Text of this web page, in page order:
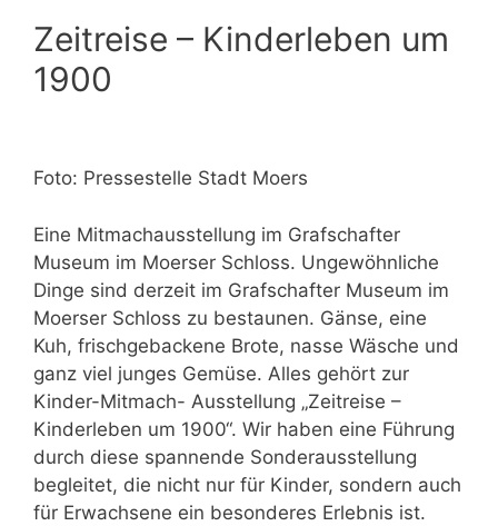
Zeitreise – Kinderleben um
1900
Foto: Pressestelle Stadt Moers
Eine Mitmachausstellung im Grafschafter
Museum im Moerser Schloss. Ungewöhnliche
Dinge sind derzeit im Grafschafter Museum im
Moerser Schloss zu bestaunen. Gänse, eine
Kuh, frischgebackene Brote, nasse Wäsche und
ganz viel junges Gemüse. Alles gehört zur
Kinder-Mitmach- Ausstellung „Zeitreise –
Kinderleben um 1900“. Wir haben eine Führung
durch diese spannende Sonderausstellung
begleitet, die nicht nur für Kinder, sondern auch
für Erwachsene ein besonderes Erlebnis ist.